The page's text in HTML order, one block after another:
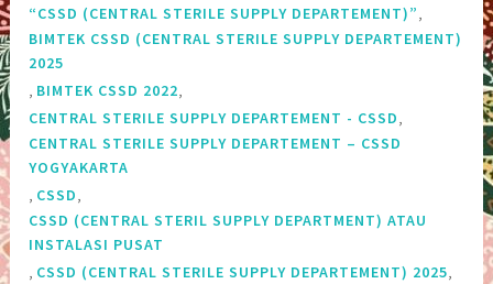
“CSSD (CENTRAL STERILE SUPPLY DEPARTEMENT)”,
BIMTEK CSSD (CENTRAL STERILE SUPPLY DEPARTEMENT)
2025
, BIMTEK CSSD 2022,
CENTRAL STERILE SUPPLY DEPARTEMENT - CSSD,
CENTRAL STERILE SUPPLY DEPARTEMENT – CSSD
YOGYAKARTA
, CSSD,
CSSD (CENTRAL STERIL SUPPLY DEPARTMENT) ATAU
INSTALASI PUSAT
, CSSD (CENTRAL STERILE SUPPLY DEPARTEMENT) 2025,